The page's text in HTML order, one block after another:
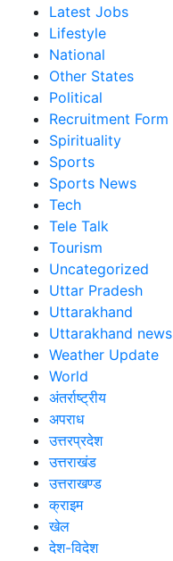
Latest Jobs
Lifestyle
National
Other States
Political
Recruitment Form
Spirituality
Sports
Sports News
Tech
Tele Talk
Tourism
Uncategorized
Uttar Pradesh
Uttarakhand
Uttarakhand news
Weather Update
World
अंतर्राष्ट्रीय
अपराध
उत्तरप्रदेश
उत्तराखंड
उत्तराखण्ड
क्राइम
खेल
देश-विदेश